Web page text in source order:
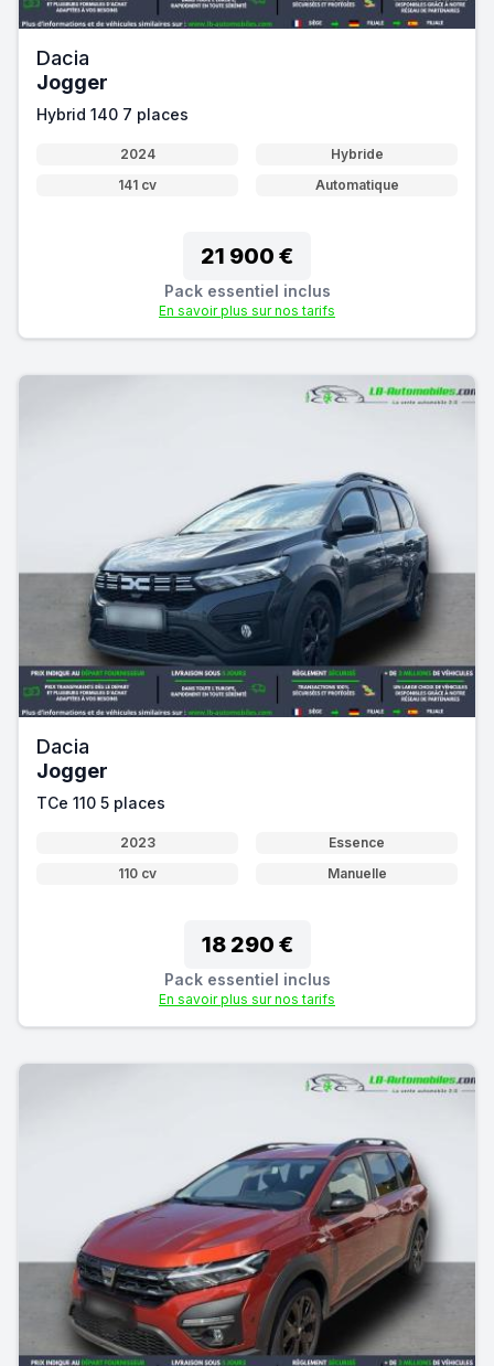
Dacia
Jogger
Hybrid 140 7 places
2024
Hybride
141 cv
Automatique
21 900 €
Pack essentiel inclus
En savoir plus sur nos tarifs
Dacia
Jogger
TCe 110 5 places
2023
Essence
110 cv
Manuelle
18 290 €
Pack essentiel inclus
En savoir plus sur nos tarifs